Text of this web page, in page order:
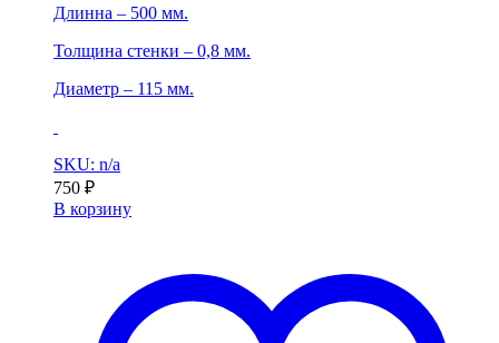
Длинна – 500 мм.
Толщина стенки – 0,8 мм.
Диаметр – 115 мм.
SKU: n/a
750 ₽
В корзину